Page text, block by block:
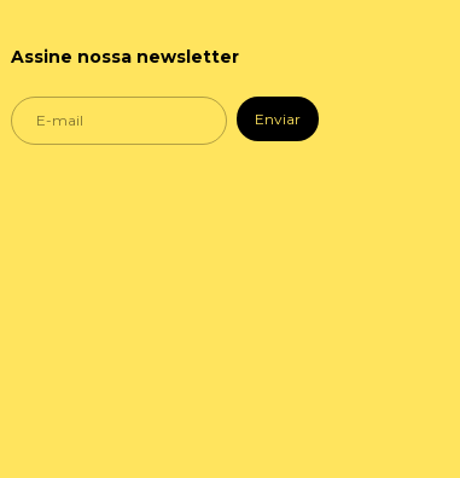
Assine nossa newsletter